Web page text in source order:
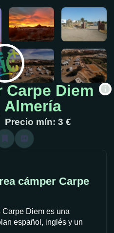
Carpe Diem
Almería
Precio mín: 3 €
cámper Carpe
Diem es una
español, inglés y un